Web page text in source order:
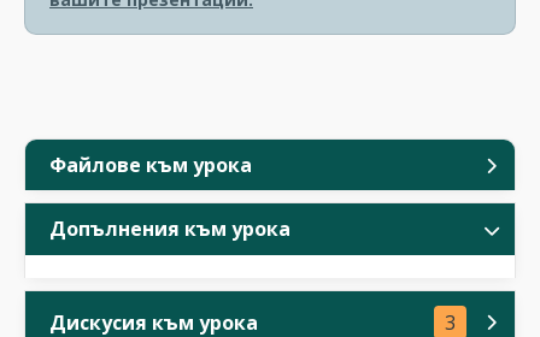
Файлове към урока
Допълнения към урока
Дискусия към урока 3